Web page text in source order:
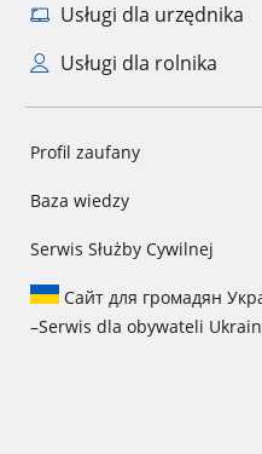
Usługi dla urzędnika
Usługi dla rolnika
Profil zaufany
Baza wiedzy
Serwis Służby Cywilnej
Сайт для громадян
–Serwis dla obywateli